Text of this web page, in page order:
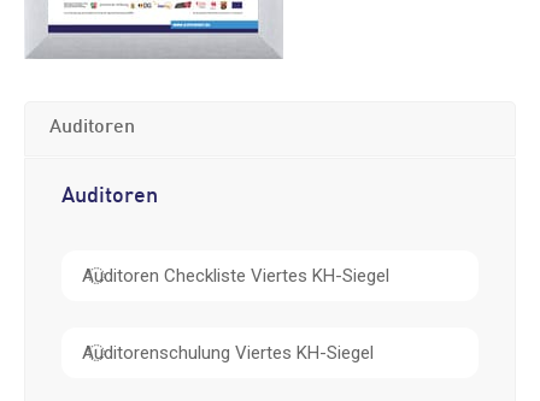
Auditoren
Auditoren
Auditoren Checkliste Viertes KH-Siegel
Auditorenschulung Viertes KH-Siegel